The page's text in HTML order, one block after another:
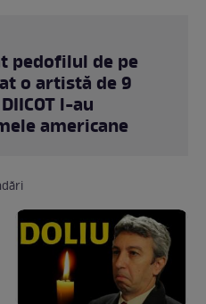
pedofilul de pe
o artistă de 9
l-au
americane